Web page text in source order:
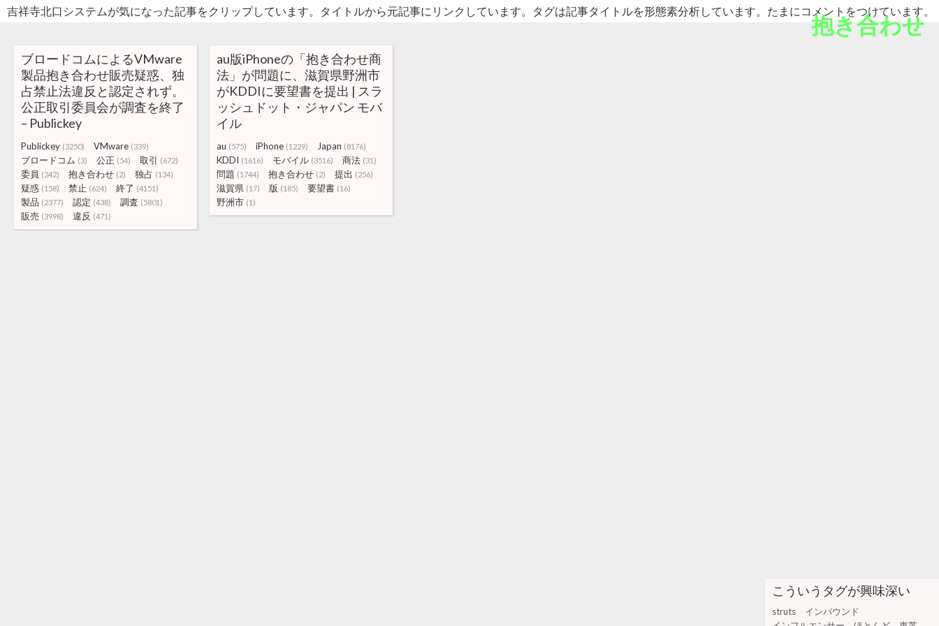
こういうタグが興味深い
struts
インバウンド
吉祥寺北口システムが気になった記事をクリップしています。タイトルから元記事にリンクしています。タグは記事タイトルを形態素分析しています。たまにコメントをつけています。
抱き合わせ
ブロードコムによるVMware
製品抱き合わせ販売疑惑、独
占禁止法違反と認定されず。
公正取引委員会が調査を終了
– Publickey
Publickey (3250) VMware (339)
ブロードコム (3) 公正 (54) 取引 (672)
委員 (242) 抱き合わせ (2) 独占 (134)
疑惑 (158) 禁止 (624) 終了 (4151)
製品 (2377) 認定 (438) 調査 (5801)
販売 (3998) 違反 (471)
au版iPhoneの「抱き合わせ商
法」が問題に、滋賀県野洲市
がKDDIに要望書を提出 | スラ
ッシュドット・ジャパン モバ
イル
au (575) iPhone (1229) Japan (8176)
KDDI (1616) モバイル (3516) 商法 (31)
問題 (1744) 抱き合わせ (2) 提出 (256)
滋賀県 (17) 版 (185) 要望書 (16)
野洲市 (1)